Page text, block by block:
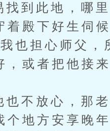
此地，哪里
着殿下好生
也担心师父
或者把他接
放心，那老
地方安享晚